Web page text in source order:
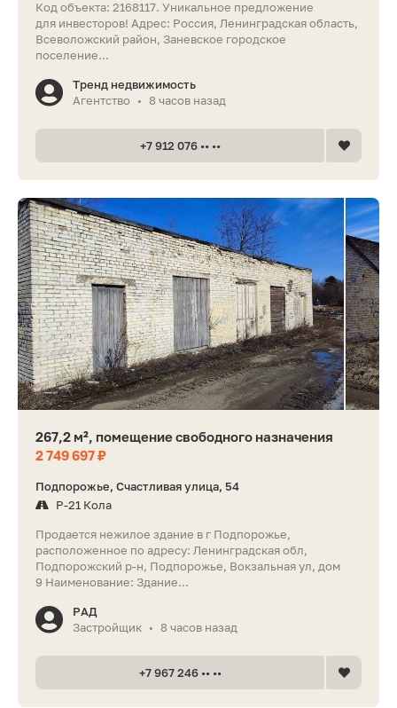
Код объекта: 2168117. Уникальное предложение
для инвесторов! Адрес: Россия, Ленинградская область,
Всеволожский район, Заневское городское
поселение...
Тренд недвижимость
Агентство
• 8 часов назад
+7 912 076 •• ••
267,2 м², помещение свободного назначения
2 749 697 ₽
Подпорожье, Счастливая улица, 54
Р-21 Кола
Продается нежилое здание в г Подпорожье,
расположенное по адресу: Ленинградская обл,
Подпорожский р-н, Подпорожье, Вокзальная ул, дом
9 Наименование: Здание...
РАД
Застройщик • 8 часов назад
+7 967 246 •• ••